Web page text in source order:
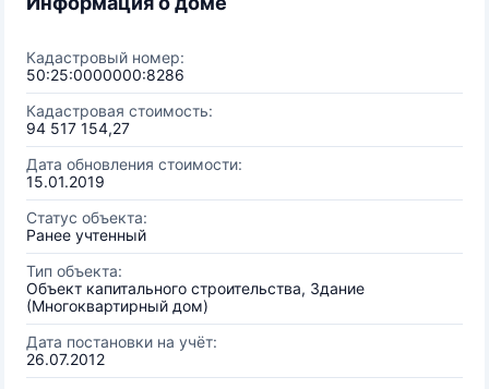
Кадастровый номер:
50:25:0000000:8286
Кадастровая стоимость:
94 517 154,27
Дата обновления стоимости:
15.01.2019
Статус объекта:
Ранее учтенный
Тип объекта:
Объект капитального строительства, Здание
(Многоквартирный дом)
Дата постановки на учёт:
26.07.2012